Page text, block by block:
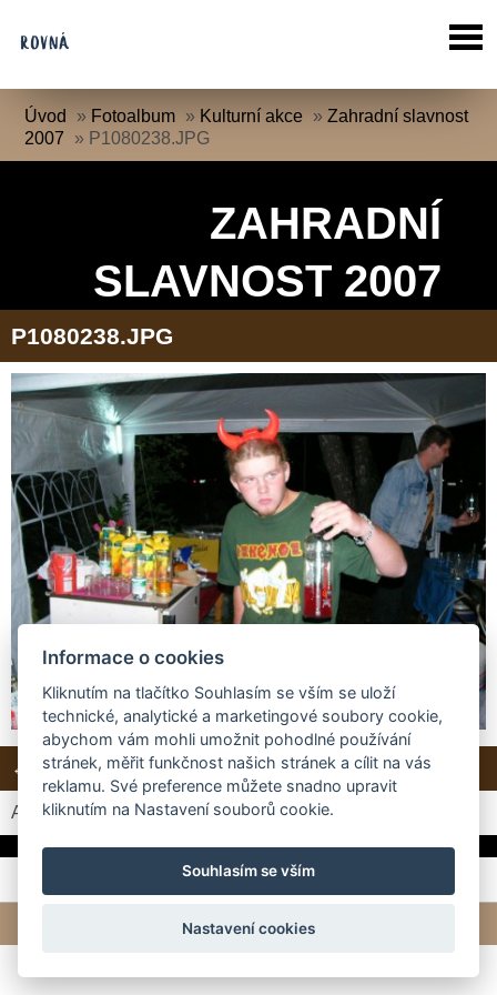
Úvod » Fotoalbum » Kulturní akce »Zahradní slavnost
2007
» P1080238.JPG
ZAHRADNÍ
SLAVNOST 2007
P1080238.JPG
← Předchozí Další → Zpět do složky
Automatické procházení: 3|4|5| 6|7(čas ve vteřinách)
© 2026 eStránky.cz | Tvorba webových stránek
Informace o cookies
Kliknutím na tlačítko Souhlasím se vším se uloží
technické, analytické a marketingové soubory cookie,
abychom vám mohli umožnit pohodlné používání
stránek, měřit funkčnost našich stránek a cílit na vás
reklamu. Své preference můžete snadno upravit
kliknutím na Nastavení souborů cookie.
Souhlasím se vším
Nastavení cookies